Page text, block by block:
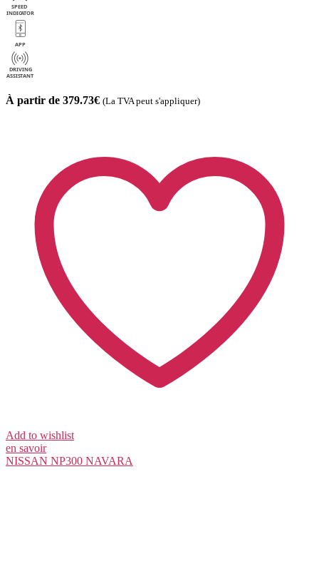
À partir de 379.73€ (La TVA peut s'appliquer)
Add to wishlist
en savoir
NISSAN NP300 NAVARA